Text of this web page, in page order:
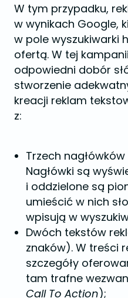
W tym przypadku,
w wynikach Google,
w pole wyszukiwarki
ofertą. W tej
odpowiedni dobór
stworzenie
kreacji reklam
z:
Trzech
Nagłówki są
i oddzielone są
umieścić w nich
wpisują w
Dwóch tekstów
znaków). W treści
szczegóły
tam trafne
Call To Action);